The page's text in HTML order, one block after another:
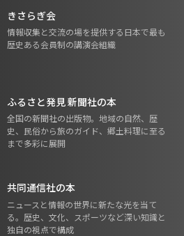
きさらぎ会
情報収集と交流の場を提供する日本で最も
歴史ある会員制の講演会組織
ふるさと発見 新聞社の本
全国の新聞社の出版物。地域の自然、歴
史、民俗から旅のガイド、郷土料理に至る
まで多彩に展開
共同通信社の本
ニュースと情報の世界に新たな光を当て
る。歴史、文化、スポーツなど深い知識と
独自の視点で構成